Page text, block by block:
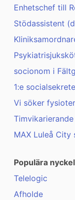
Enhetschef till
Stödassistent
socionom i
1:e
Vi söker
MAX Luleå City
Populära
Telelogic
Afholde